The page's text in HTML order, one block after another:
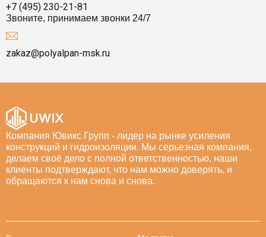
+7 (495) 230-21-81
Звоните, принимаем звонки 24/7
zakaz@polyalpan-msk.ru
Компания Ювикс Групп - лидер на рынке усиления
конструкций и гидроизоляции. Мы серьезная компания,
делаем своё дело с полной ответственностью, наши
клиенты подтверждают, что нам можно доверять, и
обращаются к нам снова и снова.